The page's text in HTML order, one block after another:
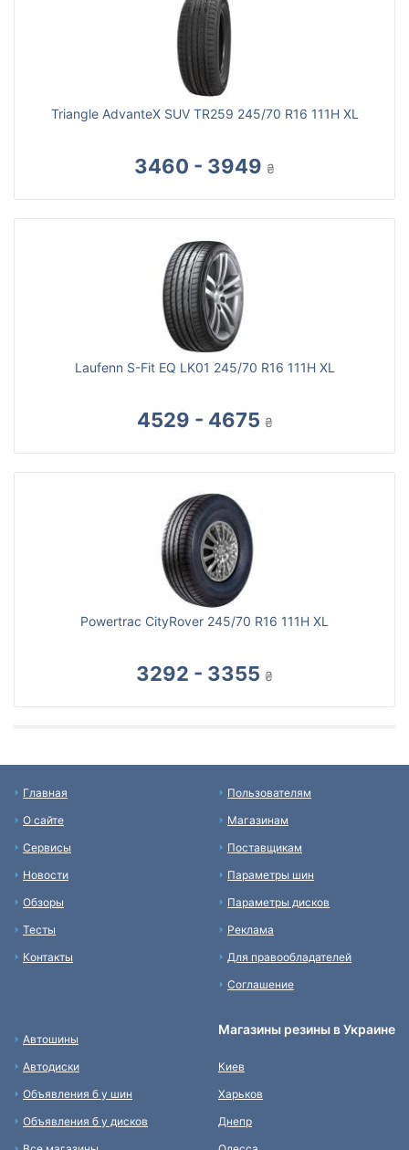
Triangle AdvanteX SUV TR259 245/70 R16 111H XL
3460 - 3949 ₴
Laufenn S-Fit EQ LK01 245/70 R16 111H XL
4529 - 4675 ₴
Powertrac CityRover 245/70 R16 111H XL
3292 - 3355 ₴
Главная
О сайте
Сервисы
Новости
Обзоры
Тесты
Контакты
Пользователям
Магазинам
Поставщикам
Параметры шин
Параметры дисков
Реклама
Для правообладателей
Соглашение
Автошины
Автодиски
Объявления б у шин
Объявления б у дисков
Магазины резины в Украине
Киев
Харьков
Днепр